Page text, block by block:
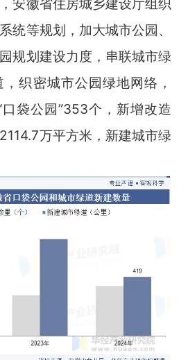
安徽省住房城乡建设厅组织
统等规划，加大城市公园、
规划建设力度，串联城市绿
织密城市公园绿地网络，
袋公园”353个，新增改造
万平方米，新建城市绿